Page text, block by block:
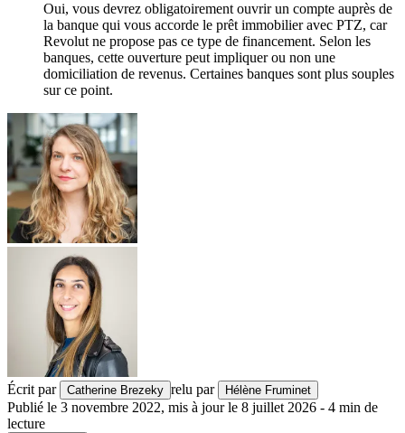
Oui, vous devrez obligatoirement ouvrir un compte auprès de
la banque qui vous accorde le prêt immobilier avec PTZ, car
Revolut ne propose pas ce type de financement. Selon les
banques, cette ouverture peut impliquer ou non une
domiciliation de revenus. Certaines banques sont plus souples
sur ce point.
Écrit par Catherine Brezeky relu par Hélène Fruminet
Publié le 3 novembre 2022, mis à jour le 8 juillet 2026 - 4 min de
lecture